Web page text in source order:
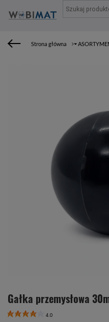
Strona główna ⏷
Gałka przemysłowa
4.0